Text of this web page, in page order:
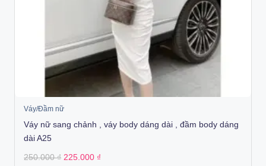
Váy/Đầm nữ
Váy nữ sang chảnh , váy body dáng dài , đầm body dáng
dài A25
250.000₫ Original
225.000 ₫